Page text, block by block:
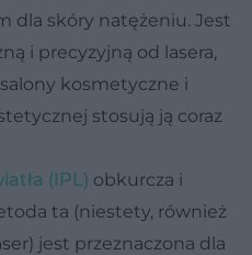
dla skóry natężeniu. Jest
i precyzyjną od lasera,
kosmetyczne i
stosują ją coraz
(IPL) obkurcza i
ta (niestety, również
jest przeznaczona dla